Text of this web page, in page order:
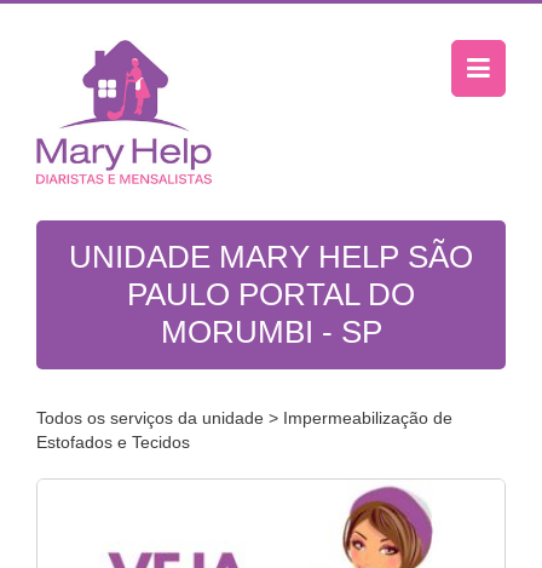
UNIDADE MARY HELP SÃO
PAULO PORTAL DO
MORUMBI - SP
Todos os serviços da unidade > Impermeabilização de
Estofados e Tecidos